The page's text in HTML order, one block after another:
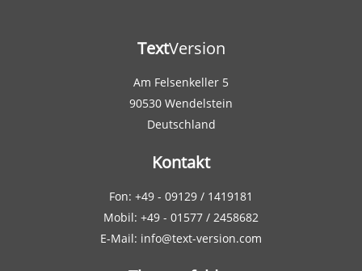
TextVersion
Am Felsenkeller 5
90530 Wendelstein
Deutschland
Kontakt
Fon: +49 - 09129 / 1419181
Mobil: +49 - 01577 / 2458682
E-Mail: info@text-version.com